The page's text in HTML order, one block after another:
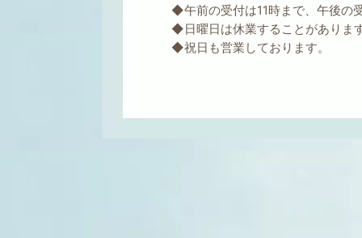
◆午前の受付は11時まで、午後の
◆日曜日は休業することがありま
◆祝日も営業しております。